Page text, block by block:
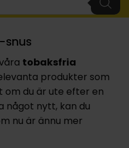
snus
tobaksfria
produkter som
om du är ute efter en
något nytt, kan du
nu är ännu mer